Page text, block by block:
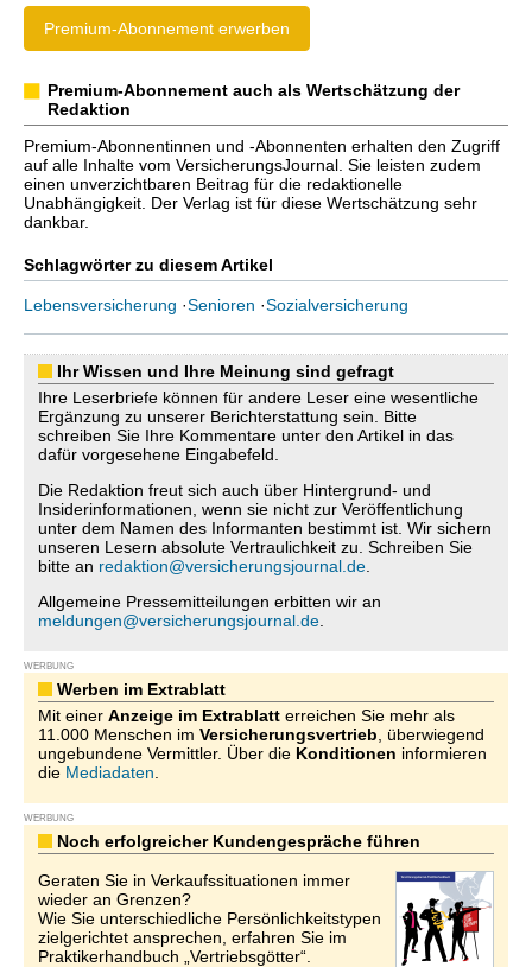
Premium-Abonnement erwerben
Premium-Abonnement auch als Wertschätzung der
Redaktion
Premium-Abonnentinnen und -Abonnenten erhalten den Zugriff
auf alle Inhalte vom VersicherungsJournal. Sie leisten zudem
einen unverzichtbaren Beitrag für die redaktionelle
Unabhängigkeit. Der Verlag ist für diese Wertschätzung sehr
dankbar.
Schlagwörter zu diesem Artikel
Lebensversicherung ·Senioren ·Sozialversicherung
Ihr Wissen und Ihre Meinung sind gefragt
Ihre Leserbriefe können für andere Leser eine wesentliche
Ergänzung zu unserer Berichterstattung sein. Bitte
schreiben Sie Ihre Kommentare unter den Artikel in das
dafür vorgesehene Eingabefeld.
Die Redaktion freut sich auch über Hintergrund- und
Insiderinformationen, wenn sie nicht zur Veröffentlichung
unter dem Namen des Informanten bestimmt ist. Wir sichern
unseren Lesern absolute Vertraulichkeit zu. Schreiben Sie
bitte an redaktion@versicherungsjournal.de
Allgemeine Pressemitteilungen erbitten wir an
meldungen@versicherungsjournal.de
WERBUNG
Werben im Extrablatt
Mit einer Anzeige im Extrablatt erreichen Sie mehr als
11.000 Menschen im Versicherungsvertrieb , überwiegend
ungebundene Vermittler. Über die Konditionen informieren
die Mediadaten
WERBUNG
Noch erfolgreicher Kundengespräche führen
Geraten Sie in Verkaufssituationen immer
wieder an Grenzen?
Wie Sie unterschiedliche Persönlichkeitstypen
zielgerichtet ansprechen, erfahren Sie im
Praktikerhandbuch „Vertriebsgötter“.